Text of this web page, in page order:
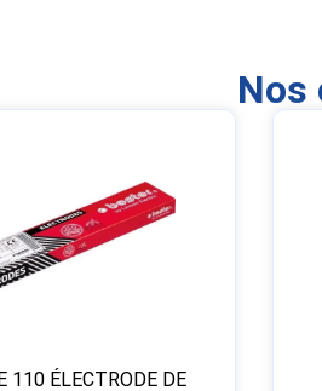
Nos
110 ÉLECTRODE DE